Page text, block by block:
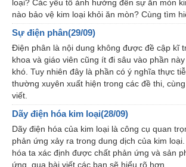
loại? Các yếu tố ảnh hưởng đến sự ăn mòn
nào bảo vệ kim loại khỏi ăn mòn? Cùng tìm
Sự điện phân(29/09)
Điện phân là nội dung không được đề cập kĩ
khoa và giáo viên cũng ít đi sâu vào phần
khó. Tuy nhiên đây là phần có ý nghĩa thực
thường xuyên xuất hiện trong các đề thi,
viết.
Dãy điện hóa kim loại(28/09)
Dãy điện hóa của kim loại là công cụ quan
phản ứng xảy ra trong dung dịch của kim
hóa ta xác định được chất phản ứng và sản
ứng, qua bài viết các bạn sẽ hiểu rõ hơn.